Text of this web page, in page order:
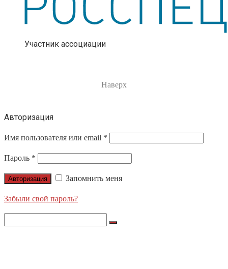
Участник ассоциации
Наверх
Авторизация
Имя пользователя или email *
Пароль *
Авторизация Запомнить меня
Забыли свой пароль?